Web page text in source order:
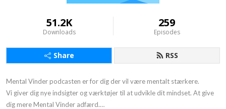
51.2K
Downloads
259
Episodes
Share RSS
Mental Vinder podcasten er for dig der vil være mentalt stærkere.
Vi giver dig nye indsigter og værktøjer til at udvikle dit mindset. At give
dig mere Mental Vinder adfærd.